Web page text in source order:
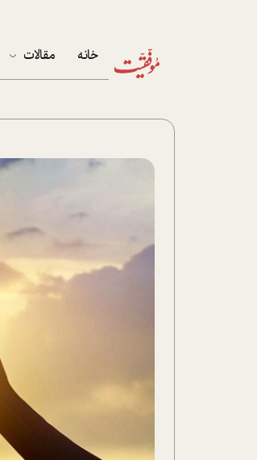
خانه مقالات
پرونده ویژه
کار
تحلیل فیلم
شیوانا